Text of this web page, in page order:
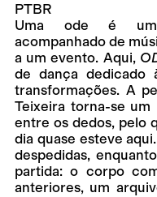
PTBR
Uma ode é um
acompanhado de
a um evento. Aqui,
de dança dedicado
transformações. A
Teixeira torna-se
entre os dedos, pelo
dia quase esteve aqui.
despedidas,
partida: o corpo
anteriores, um